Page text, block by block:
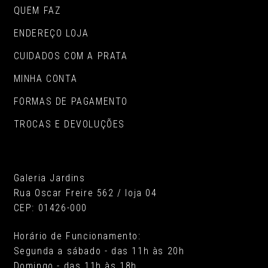
QUEM FAZ
ENDEREÇO LOJA
CUIDADOS COM A PRATA
MINHA CONTA
FORMAS DE PAGAMENTO
TROCAS E DEVOLUÇÕES
Galeria Jardins
Rua Oscar Freire 562 / loja 04
CEP: 01426-000
Horário de Funcionamento:
Segunda a sábado - das 11h às 20h